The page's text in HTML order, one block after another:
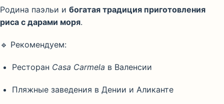
Родина паэльи и богатая традиция приготовления
риса с дарами моря.
🔹 Рекомендуем:
Ресторан Casa Carmela в Валенсии
Пляжные заведения в Дении и Аликанте